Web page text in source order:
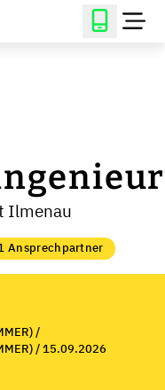
Ilmenau
Ansprechpartner
/
/ 15.09.2026